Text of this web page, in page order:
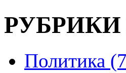
Политика